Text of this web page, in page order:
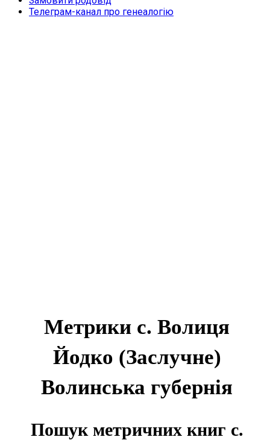
Телеграм-канал про генеалогію
Метрики с. Волиця
Йодко (Заслучне)
Волинська губернія
Пошук метричних книг с.